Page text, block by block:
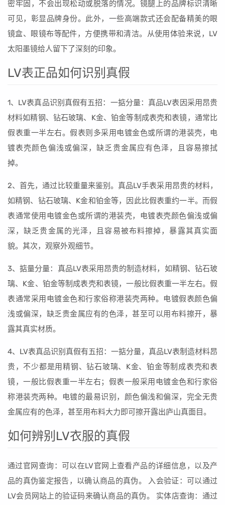
密牢固，不会出现松动或脱落的情况。镜腿上的品牌标识清晰
可见，彰显品牌身份。此外，一些高端款式还会配备精美的眼
镜盒、眼镜布等配件，方便携带和清洁。从使用体验来说，LV
太阳墨镜给人留下了深刻的印象。
LV表正品如何识别真假
1、LV表真品识别真假有五招：一掂分量：真品LV表因采用昂贵
材料如精钢、钻石玻璃、K金、铂金等制成表壳和表镜，通常比
假表重一半左右。假表则多采用电镀金色或所谓的港装壳，电
镀表壳颜色偏浅或偏深，缺乏贵金属应有色泽，且容易擦拭
掉。
2、首先，通过比较重量来鉴别。真品LV手表采用昂贵的材料，
如精钢、钻石玻璃、K金和铂金等，因此比假表重约一半。而假
表通常使用电镀金色或所谓的港装壳，电镀表壳颜色偏浅或偏
深，缺乏贵金属的光泽，且容易被布料擦掉，暴露其真实面
貌。其次，观察外观细节。
3、掂量分量：真品LV表采用昂贵的制造材料，如精钢、钻石玻
璃、K金、铂金等制成表壳和表镜，一般比假表重一半左右。假
表通常采用电镀金色和行家俗称港装壳两种。电镀假表颜色偏
浅或偏深，缺乏贵金属应有的色泽，甚至可以用布料擦开，暴
露其真实材质。
4、LV表真品识别真假有五招：一掂分量，真品LV表制造材料昂
贵，不少都是用精钢、钻石玻璃、K金、铂金等制成表壳和表
镜，一般比假表重一半左右；假表一般采用电镀金色和行家俗
称港装壳两种。电镀的最易识别，颜色偏浅和偏深，完全无贵
金属应有的色泽，甚至用布料大力即可擦开露出庐山真面目。
如何辨别LV衣服的真假
通过官网查询：可以在LV官网上查看产品的详细信息，以及产
品的真伪鉴定报告，以确认商品的真伪。 入会验证：可以通过
LV会员网站上的验证码来确认商品的真伪。 实体店查询：通过